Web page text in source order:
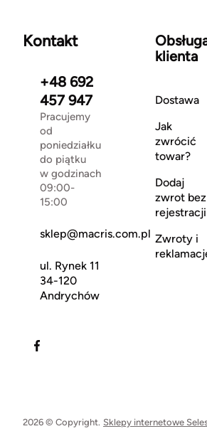
Kontakt
+48 692
457 947
Pracujemy
od
poniedziałku
do piątku
w godzinach
09:00-
15:00
sklep@macris.com.pl
ul. Rynek 11
34-120
Andrychów
klienta
Dostawa
Jak
zwrócić
towar?
Dodaj
zwrot bez
rejestracji
Zwroty i
2026 © Copyright. Sklepy internetowe